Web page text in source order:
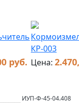
КР-003
руб. Цена:
ИУП-Ф-45-04.408